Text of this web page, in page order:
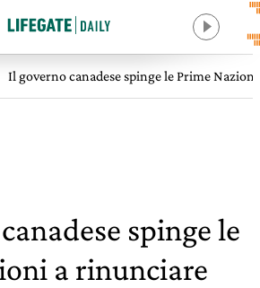
Il governo canadese spinge le Prime
spinge le
a rinunciare